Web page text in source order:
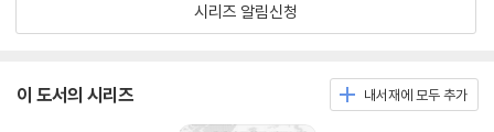
시리즈 알림신청
이 도서의 시리즈 내서재에 모두 추가